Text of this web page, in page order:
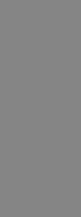
Ezen cookie-k
vonatkozik, a
cookie-k
Ezen cookie-k